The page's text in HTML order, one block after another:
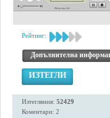
Рейтинг:
Допълнителна
ИЗТЕГЛИ
Изтегляния: 52429
Коментари: 2